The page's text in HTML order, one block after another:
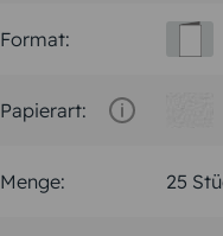
Format:
Papierart:
Menge: